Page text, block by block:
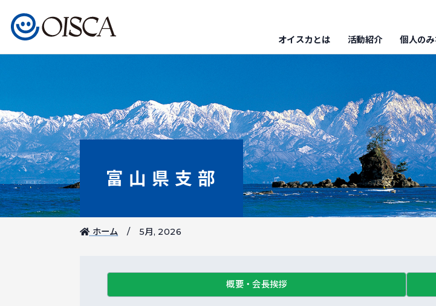
オイスカとは 活動紹介 個人の
富山県支部
ホーム 5月, 2026
概要・会長挨拶